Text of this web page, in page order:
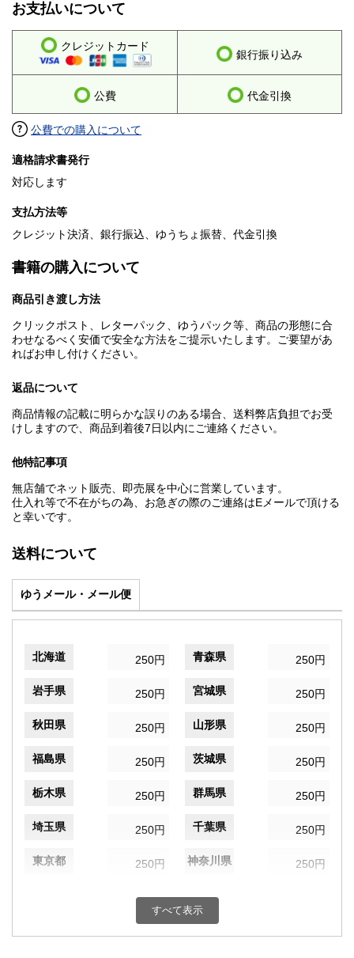
お支払いについて
クレジットカード
銀行振り込み
公費 代金引換
公費での購入について
適格請求書発行
対応します
支払方法等
クレジット決済、銀行振込、ゆうちょ振替、代金引換
書籍の購入について
商品引き渡し方法
クリックポスト、レターパック、ゆうパック等、商品の形態に合
わせなるべく安価で安全な方法をご提示いたします。ご要望があ
ればお申し付けください。
返品について
商品情報の記載に明らかな誤りのある場合、送料弊店負担でお受
けしますので、商品到着後7日以内にご連絡ください。
他特記事項
無店舗でネット販売、即売展を中心に営業しています。
仕入れ等で不在がちの為、お急ぎの際のご連絡はEメールで頂ける
と幸いです。
送料について
ゆうメール・メール便
北海道 250円 青森県 250円
岩手県 250円 宮城県 250円
秋田県 250円 山形県 250円
福島県 250円 茨城県 250円
栃木県 250円 群馬県 250円
埼玉県 250円 千葉県 250円
東京都 250円 神奈川県 250円
250円 富山県
すべて表示